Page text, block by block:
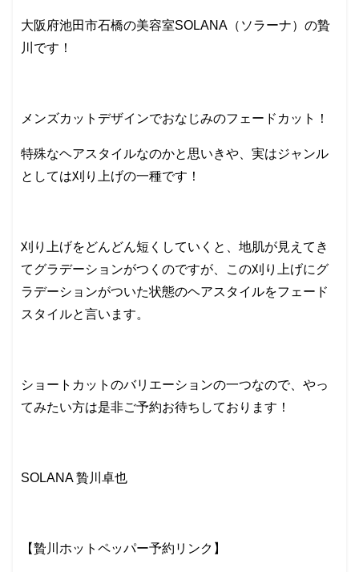
大阪府池田市石橋の美容室SOLANA（ソラーナ）の贄
川です！
メンズカットデザインでおなじみのフェードカット！
特殊なヘアスタイルなのかと思いきや、実はジャンル
としては刈り上げの一種です！
刈り上げをどんどん短くしていくと、地肌が見えてき
てグラデーションがつくのですが、この刈り上げにグ
ラデーションがついた状態のヘアスタイルをフェード
スタイルと言います。
ショートカットのバリエーションの一つなので、やっ
てみたい方は是非ご予約お待ちしております！
SOLANA 贄川卓也
【贄川ホットペッパー予約リンク】